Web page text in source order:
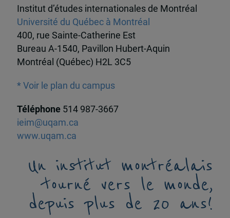
Institut d’études internationales de Montréal
Université du Québec à Montréal
400, rue Sainte-Catherine Est
Bureau A-1540, Pavillon Hubert-Aquin
Montréal (Québec) H2L 3C5
* Voir le plan du campus
Téléphone 514 987-3667
ieim@uqam.ca
www.uqam.ca
Un institut montréalais
tourné vers le monde,
depuis plus de 20 ans!